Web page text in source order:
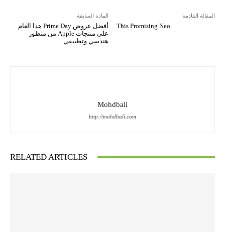
المادة السابقة
أفضل عروض Prime Day هذا العام
على منتجات Apple من منظور
هندسي وتطبيقي
المقالة القادمة
This Promising Neo
Mohdbali
http://mohdbali.com
RELATED ARTICLES